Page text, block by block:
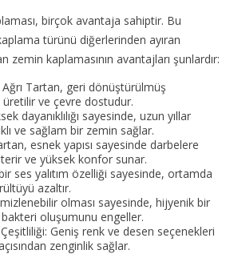
birçok avantaja sahiptir. Bu
türünü diğerlerinden ayıran
zemin kaplamasının avantajları şunlardır:
Tartan, geri dönüştürülmüş
ve çevre dostudur.
dayanıklılığı sayesinde, uzun yıllar
ve sağlam bir zemin sağlar.
esnek yapısı sayesinde darbelere
ve yüksek konfor sunar.
bir ses yalıtım özelliği sayesinde, ortamda
azaltır.
olması sayesinde, hijyenik bir
oluşumunu engeller.
Geniş renk ve desen seçenekleri
zenginlik sağlar.